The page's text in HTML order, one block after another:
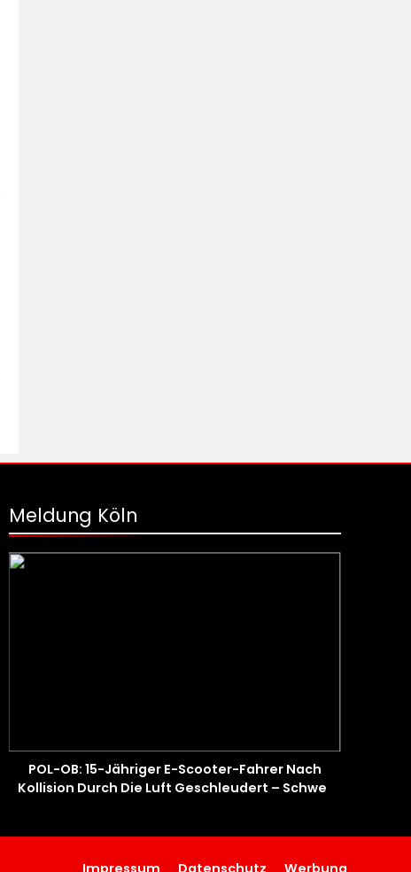
Meldung Köln
POL-OB: 15-Jähriger E-Scooter-Fahrer Nach
Kollision Durch Die Luft Geschleudert – Schwer